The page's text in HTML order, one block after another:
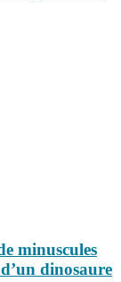
minuscules
dinosaure